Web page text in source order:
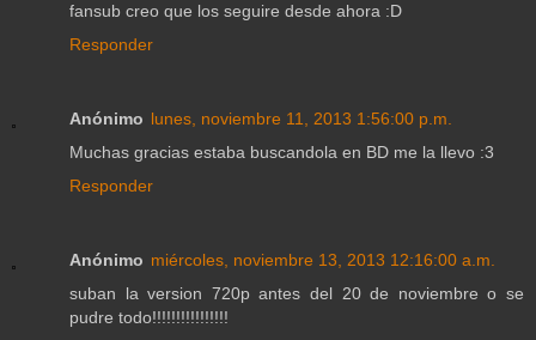
fansub creo que los seguire desde ahora :D
Responder
Anónimo lunes, noviembre 11, 2013 1:56:00 p.m.
Muchas gracias estaba buscandola en BD me la llevo :3
Responder
Anónimo miércoles, noviembre 13, 2013 12:16:00 a.m.
suban la version 720p antes del 20 de noviembre o se
pudre todo!!!!!!!!!!!!!!!!